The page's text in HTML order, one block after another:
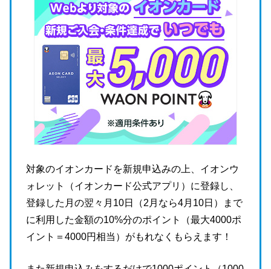
対象のイオンカードを新規申込みの上、イオンウ
ォレット（イオンカード公式アプリ）に登録し、
登録した月の翌々月10日（2月なら4月10日）まで
に利用した金額の10%分のポイント（最大4000ポ
イント＝4000円相当）がもれなくもらえます！